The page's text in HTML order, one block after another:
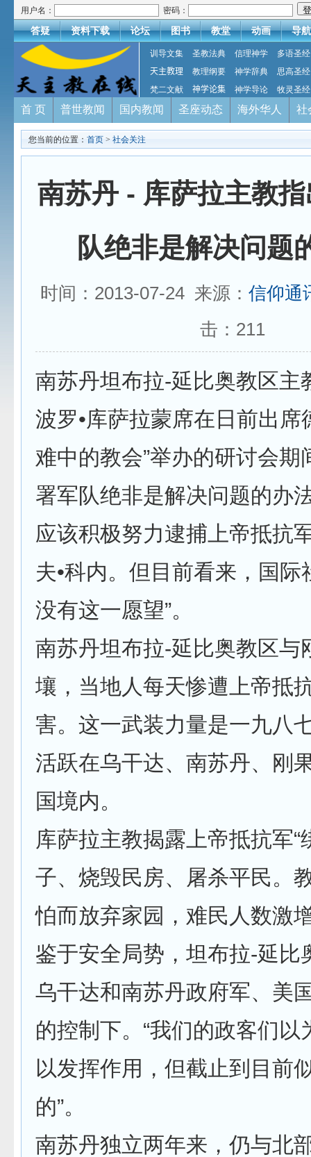
用户名： 密码：
答疑 资料下载 论坛 图书 教堂 动画 导航
训导文集 圣教法典 信理神学
多语圣经
天主教理
教理纲要 神学辞典
思高圣经
梵二文献
神学论集 神学导论 牧灵圣经
首 页 普世教闻 国内教闻 圣座动态 海外华人 社
您当前的位置： 首页 > 社会关注
南苏丹 - 库萨拉主教
队绝非是解决问题
时间：2013-07-24 来源： 信仰通
击： 211
南苏丹坦布拉-延比奥教区主
波罗•库萨拉蒙席在日前出席
难中的教会”举办的研讨会期
署军队绝非是解决问题的办
应该积极努力逮捕上帝抵抗
夫•科内。但目前看来，国际
没有这一愿望”。
南苏丹坦布拉-延比奥教区与
壤，当地人每天惨遭上帝抵
害。这一武装力量是一九八
活跃在乌干达、南苏丹、刚
国境内。
库萨拉主教揭露上帝抵抗军“
子、烧毁民房、屠杀平民。
怕而放弃家园，难民人数激
鉴于安全局势，坦布拉-延比
乌干达和南苏丹政府军、美
的控制下。“我们的政客们以
以发挥作用，但截止到目前
的”。
南苏丹独立两年来，仍与北